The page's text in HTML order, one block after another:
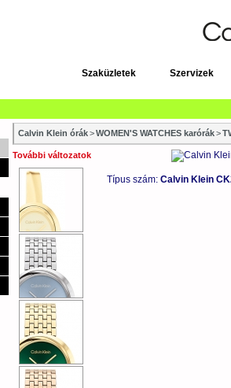
Szaküzletek Szervizek
Calvin Klein órák>WOMEN'S WATCHES karórák>
További változatok
Típus szám: Calvin Klein